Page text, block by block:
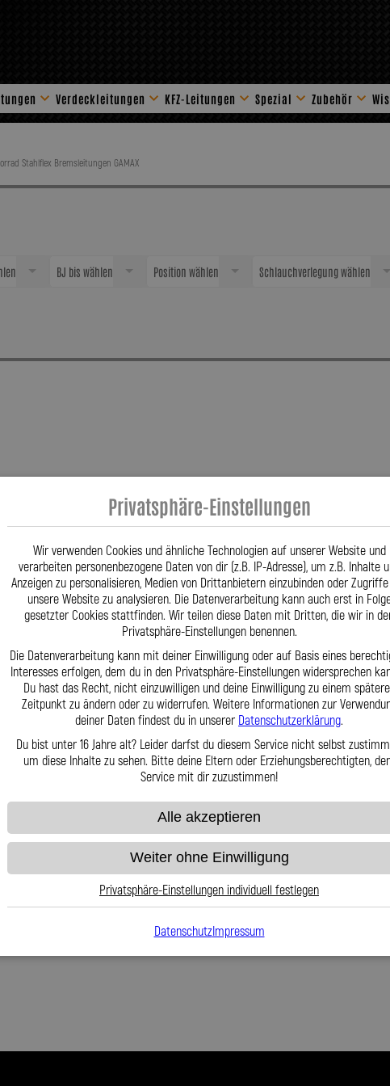
Verdeckleitungen KFZ-Leitungen Spezial Zubehör
Stahlflex
Stahlflex Bremsleitungen GAMAX
BJ bis wählen Position wählen Schlauchverlegung wählen
Privatsphäre-Einstellungen
Wir verwenden Cookies und ähnliche Technologien auf unserer Website und
verarbeiten personenbezogene Daten von dir (z.B. IP-Adresse), um z.B. Inhalte
Anzeigen zu personalisieren, Medien von Drittanbietern einzubinden oder
unsere Website zu analysieren. Die Datenverarbeitung kann auch erst in
gesetzter Cookies stattfinden. Wir teilen diese Daten mit Dritten, die wir in
Privatsphäre-Einstellungen benennen.
Die Datenverarbeitung kann mit deiner Einwilligung oder auf Basis eines
Interesses erfolgen, dem du in den Privatsphäre-Einstellungen widersprechen
Du hast das Recht, nicht einzuwilligen und deine Einwilligung zu einem
Zeitpunkt zu ändern oder zu widerrufen. Weitere Informationen zur
deiner Daten findest du in unserer Datenschutzerklärung.
Du bist unter 16 Jahre alt? Leider darfst du diesem Service nicht selbst
um diese Inhalte zu sehen. Bitte deine Eltern oder Erziehungsberechtigten,
Service mit dir zuzustimmen!
Alle akzeptieren
Weiter ohne Einwilligung
Privatsphäre-Einstellungen individuell festlegen
DatenschutzImpressum